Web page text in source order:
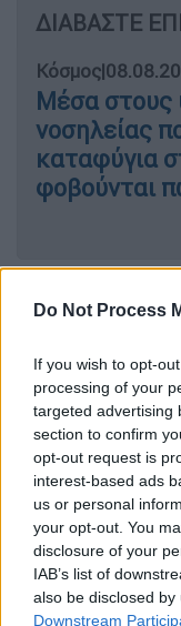
Do Not Process
If you wish to opt-
processing of your
targeted advertising
section to confirm
opt-out request is
interest-based ads
us or personal
your opt-out. You
disclosure of your
IAB’s list of
also be disclosed
Downstream
ΔΙΑΒΑΣΤΕ
Κόσμος|
Μέσα στους
νοσηλείας
καταφύγια
φοβούνται
παραβίαση
προδοσία»,
Ενέλι
εστάλη στο
υπηρεσίες του.
Η άσκηση
έντονα από τη
«Οι πολύ